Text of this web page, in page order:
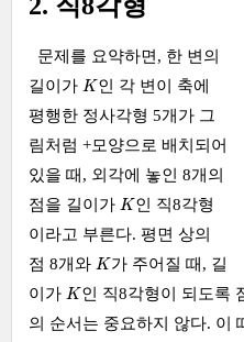
문제를 요약하면, 한 변의
길이가 K
K인 각 변이 축에
평행한 정사각형 5개가 그
림처럼 +모양으로 배치되어
있을 때, 외각에 놓인 8개의
점을 길이가 K
K인 직8각형
이라고 부른다. 평면 상의
점 8개와 K
K가 주어질 때, 길
이가 K
K인 직8각형이 되도록
의 순서는 중요하지 않다. 이